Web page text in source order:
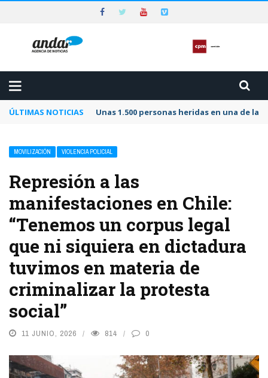
ÚLTIMAS NOTICIAS Unas 1.500 personas heridas en una de
MOVILIZACIÓN VIOLENCIA POLICIAL
Represión a las
manifestaciones en Chile:
“Tenemos un corpus legal
que ni siquiera en dictadura
tuvimos en materia de
criminalizar la protesta
social”
11 JUNIO, 2026 814 0